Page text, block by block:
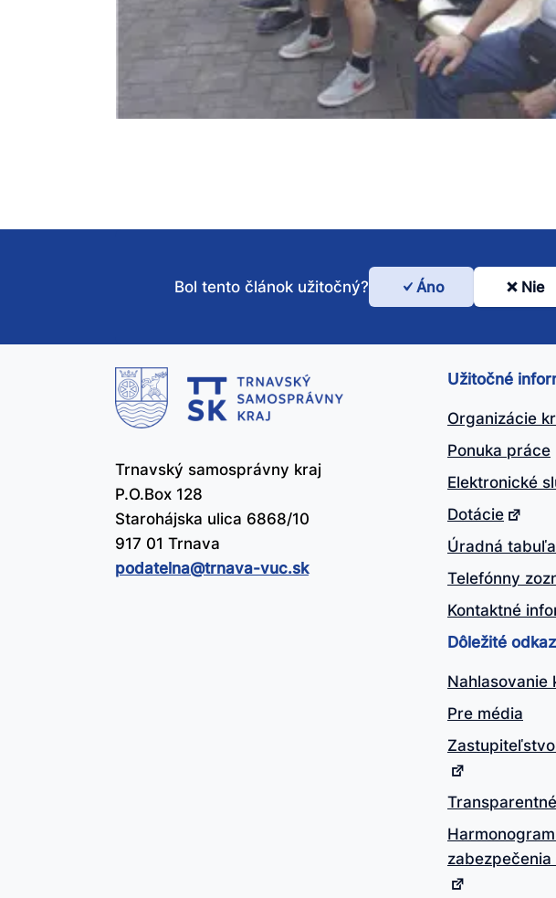
Bol
tento
článok
užitočný?
Bol tento článok užitočný? Áno Nie
Trnavský samosprávny kraj
P.O.Box 128
Starohájska ulica 6868/10
917 01 Trnava
podatelna@​trnava-vuc.sk
Užitočné
Organizácie
Ponuka práce
Elektronické
Dotácie
Úradná tabuľa
Telefónny
Kontaktné
Dôležité
Nahlasovanie
Pre média
zabezpečenia